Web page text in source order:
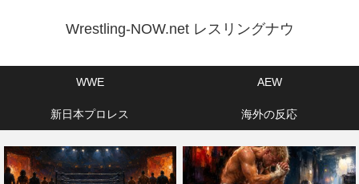
Wrestling-NOW.net レスリングナウ
WWE AEW
新日本プロレス 海外の反応